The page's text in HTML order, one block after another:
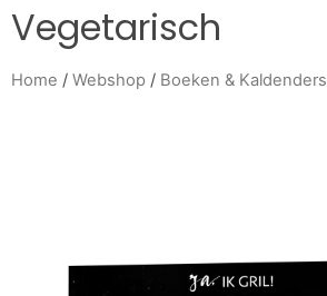
Vegetarisch
Home / Webshop / Boeken & Kaldenders